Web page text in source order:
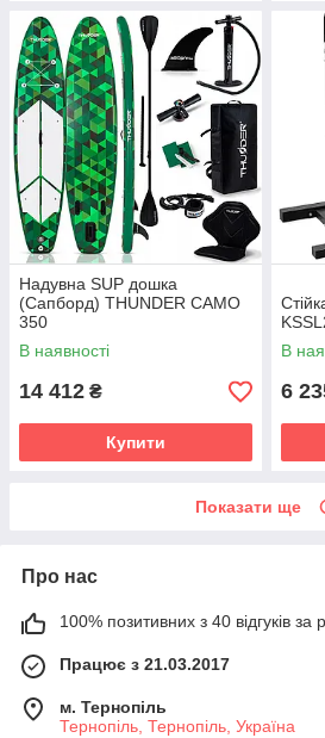
Надувна SUP дошка
(Сапборд) THUNDER CAMO
350
В наявності
14 412 ₴
Купити
В
6
Показати ще
Про нас
100% позитивних з 40 відгуків за
Працює з 21.03.2017
м. Тернопіль
Тернопіль, Тернопіль, Україна